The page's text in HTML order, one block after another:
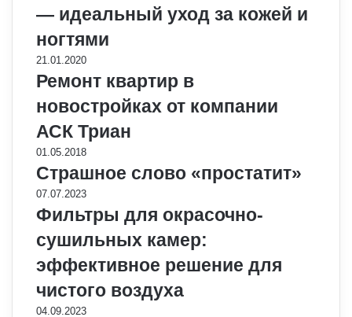
— идеальный уход за кожей и
ногтями
21.01.2020
Ремонт квартир в
новостройках от компании
АСК Триан
01.05.2018
Страшное слово «простатит»
07.07.2023
Фильтры для окрасочно-
сушильных камер:
эффективное решение для
чистого воздуха
04.09.2023